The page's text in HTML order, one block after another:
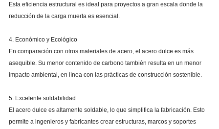
Esta eficiencia estructural es ideal para proyectos a gran escala donde la
reducción de la carga muerta es esencial.
4. Económico y Ecológico
En comparación con otros materiales de acero, el acero dulce es más
asequible. Su menor contenido de carbono también resulta en un menor
impacto ambiental, en línea con las prácticas de construcción sostenible.
5. Excelente soldabilidad
El acero dulce es altamente soldable, lo que simplifica la fabricación. Esto
permite a ingenieros y fabricantes crear estructuras, marcos y soportes